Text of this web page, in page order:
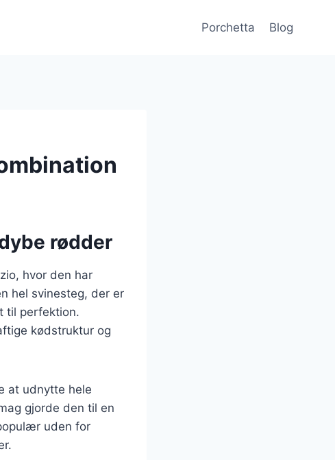
Porchetta Blog
rødder
hvor den har
hel svinesteg, der er
til perfektion.
kødstruktur og
at udnytte hele
gjorde den til en
uden for